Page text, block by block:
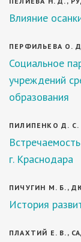
Влияние
ПЕРФИЛЬЕВА О.
Социальное
учреждений
образования
ПИЛИПЕНКО Д. С.
г. Краснодара
ПИЧУГИН М. Б.,
История
ПЛАХТИЙ Е. В.,